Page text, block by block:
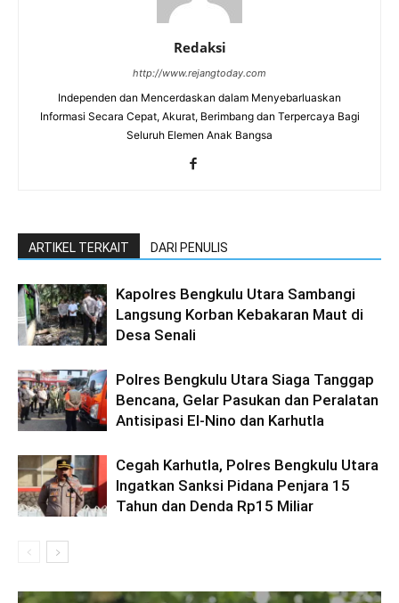
Redaksi
http://www.rejangtoday.com
Independen dan Mencerdaskan dalam Menyebarluaskan
Informasi Secara Cepat, Akurat, Berimbang dan Terpercaya Bagi
Seluruh Elemen Anak Bangsa
ARTIKEL TERKAIT DARI PENULIS
Kapolres Bengkulu Utara Sambangi
Langsung Korban Kebakaran Maut di
Desa Senali
Polres Bengkulu Utara Siaga Tanggap
Bencana, Gelar Pasukan dan Peralatan
Antisipasi El-Nino dan Karhutla
Cegah Karhutla, Polres Bengkulu Utara
Ingatkan Sanksi Pidana Penjara 15
Tahun dan Denda Rp15 Miliar